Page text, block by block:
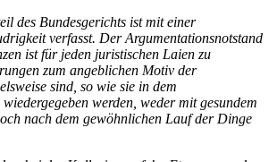
des Bundesgerichts ist mit einer
verfasst. Der Argumentationsnotstand
ist für jeden juristischen Laien zu
zum angeblichen Motiv der
sind, so wie sie in dem
werden, weder mit gesundem
nach dem gewöhnlichen Lauf der Dinge